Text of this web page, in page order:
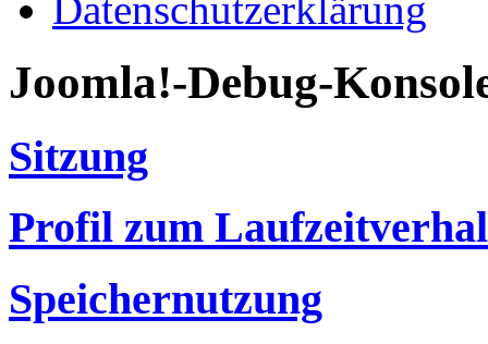
Joomla!-Debug-
Sitzung
Profil zum
Speichernutzung